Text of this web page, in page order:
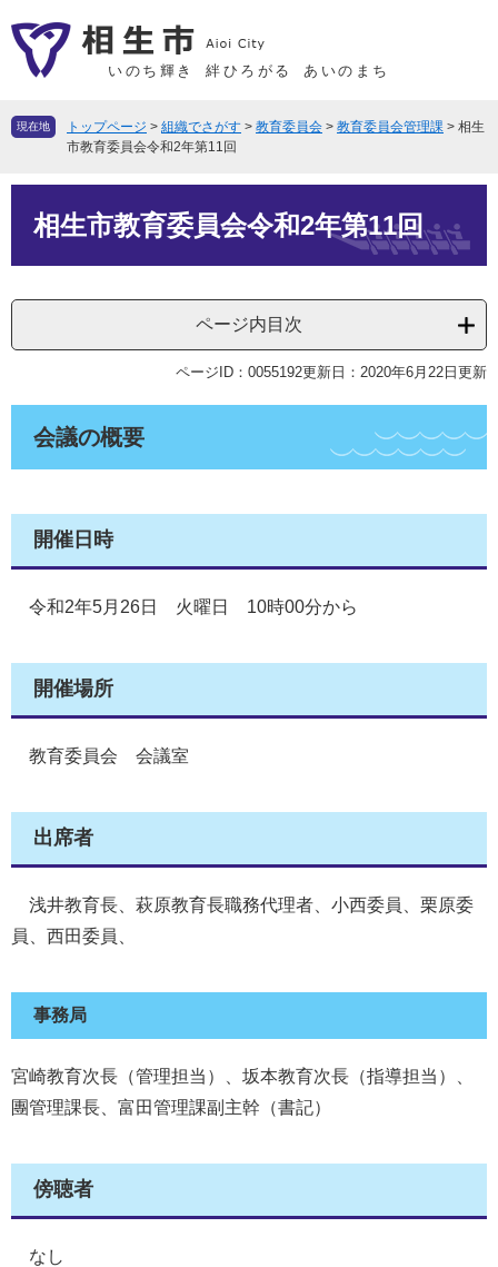
ー
先
ニ
を
へ
いのち輝き 絆ひろがる あいのまち
現在地 トップページ > 組織でさがす > 教育委員会 > 教育委員会管理課 > 相生
市教育委員会令和2年第11回
相生市教育委員会令和2年第11回
ページ内目次
ページID：0055192更新日：2020年6月22日更新
会議の概要
開催日時
令和2年5月26日 火曜日 10時00分から
開催場所
教育委員会 会議室
出席者
浅井教育長、萩原教育長職務代理者、小西委員、栗原委
員、西田委員、
事務局
宮崎教育次長（管理担当）、坂本教育次長（指導担当）、
團管理課長、富田管理課副主幹（書記）
傍聴者
なし